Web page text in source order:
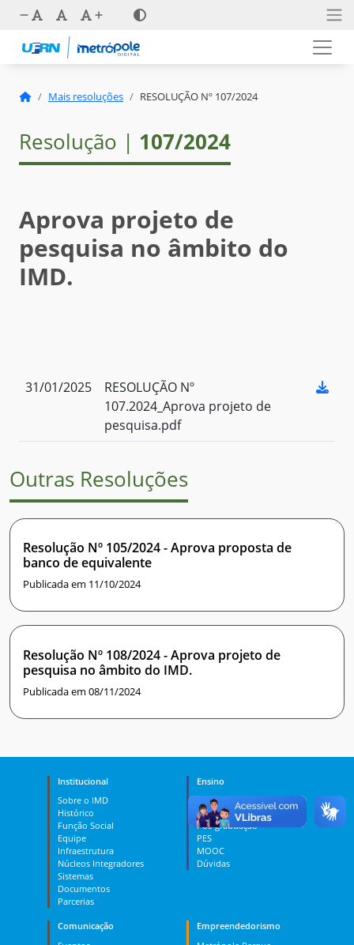
Mais resoluções RESOLUÇÃO Nº 107/2024
Resolução | 107/2024
Aprova projeto de
pesquisa no âmbito do
IMD.
31/01/2025
RESOLUÇÃO Nº
107.2024_Aprova projeto de
pesquisa.pdf
Outras Resoluções
Resolução Nº 105/2024 - Aprova proposta de
banco de equivalente
Publicada em 11/10/2024
Resolução Nº 108/2024 - Aprova projeto de
pesquisa no âmbito do IMD.
Publicada em 08/11/2024
Institucional
Sobre o IMD
Histórico
Função Social
Equipe
Infraestrutura
Núcleos Integradores
Sistemas
Documentos
Parcerias
Ensino
Curso Técnico
Graduação
Pós-graduação
PES
MOOC
Dúvidas
Comunicação
Empreendedorismo